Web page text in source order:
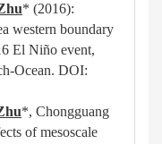
* (2016):
western boundary
El Niño event,
Ocean. DOI:
*, Chongguang
of mesoscale